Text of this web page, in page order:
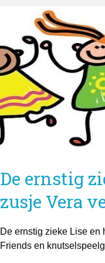
De ernstig
zusje Vera
De ernstig zieke Lise en
Friends en